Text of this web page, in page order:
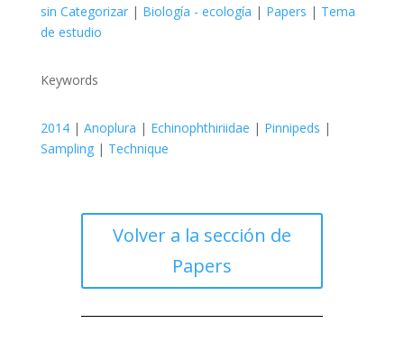
sin Categorizar| Biología - ecología | Papers | Tema
de estudio
Keywords
2014| Anoplura | Echinophthiriidae | Pinnipeds |
Sampling| Technique
Volver a la sección de
Papers